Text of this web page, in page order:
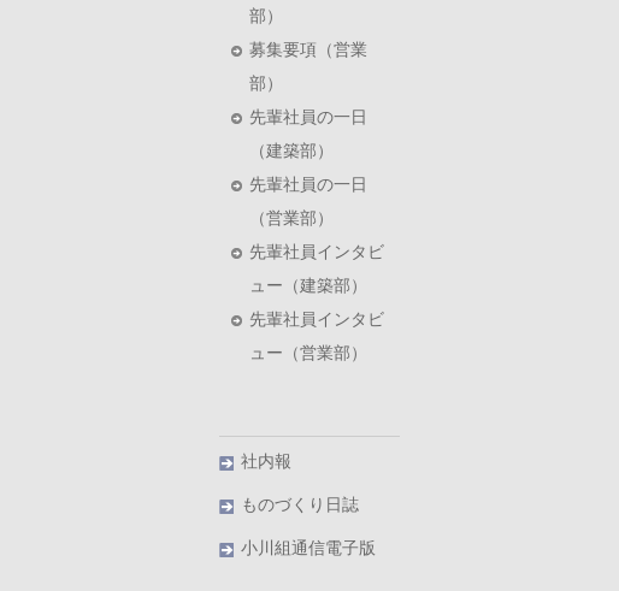
部）
募集要項（営業
部）
先輩社員の一日
（建築部）
先輩社員の一日
（営業部）
先輩社員インタビ
ュー（建築部）
先輩社員インタビ
ュー（営業部）
社内報
ものづくり日誌
小川組通信電子版